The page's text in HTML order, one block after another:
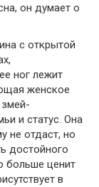
он думает о
с открытой
ног лежит
женское
и статус. Она
не отдаст, но
достойного
больше ценит
в